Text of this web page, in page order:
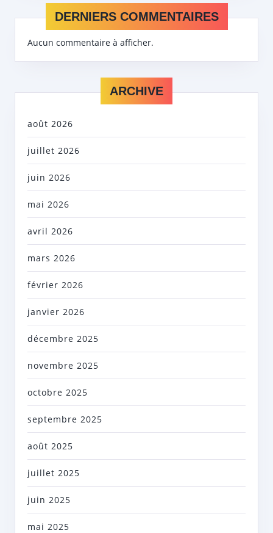
DERNIERS COMMENTAIRES
Aucun commentaire à afficher.
ARCHIVE
août 2026
juillet 2026
juin 2026
mai 2026
avril 2026
mars 2026
février 2026
janvier 2026
décembre 2025
novembre 2025
octobre 2025
septembre 2025
août 2025
juillet 2025
juin 2025
mai 2025